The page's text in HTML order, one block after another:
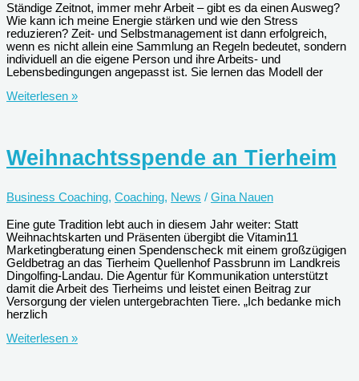
Ständige Zeitnot, immer mehr Arbeit – gibt es da einen Ausweg?
Wie kann ich meine Energie stärken und wie den Stress
reduzieren? Zeit- und Selbstmanagement ist dann erfolgreich,
wenn es nicht allein eine Sammlung an Regeln bedeutet, sondern
individuell an die eigene Person und ihre Arbeits- und
Lebensbedingungen angepasst ist. Sie lernen das Modell der
Seminar:
Weiterlesen »
Weihnachtsspende an Tierheim
Business Coaching, Coaching, News / Gina Nauen
Eine gute Tradition lebt auch in diesem Jahr weiter: Statt
Weihnachtskarten und Präsenten übergibt die Vitamin11
Marketingberatung einen Spendenscheck mit einem großzügigen
Geldbetrag an das Tierheim Quellenhof Passbrunn im Landkreis
Dingolfing-Landau. Die Agentur für Kommunikation unterstützt
damit die Arbeit des Tierheims und leistet einen Beitrag zur
Versorgung der vielen untergebrachten Tiere. „Ich bedanke mich
herzlich
Weihnachtsspende
Weiterlesen »